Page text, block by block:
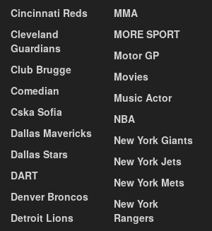
Cincinnati Reds
Cleveland
Guardians
Club Brugge
Comedian
Cska Sofia
Dallas Mavericks
Dallas Stars
DART
Denver Broncos
Detroit Lions
MMA
MORE SPORT
Motor GP
Movies
Music Actor
NBA
New York Giants
New York Jets
New York Mets
New York
Rangers